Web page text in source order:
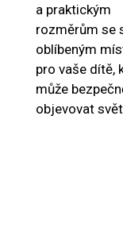
a praktickým
rozměrům se
oblíbeným
pro vaše dítě,
může
objevovat